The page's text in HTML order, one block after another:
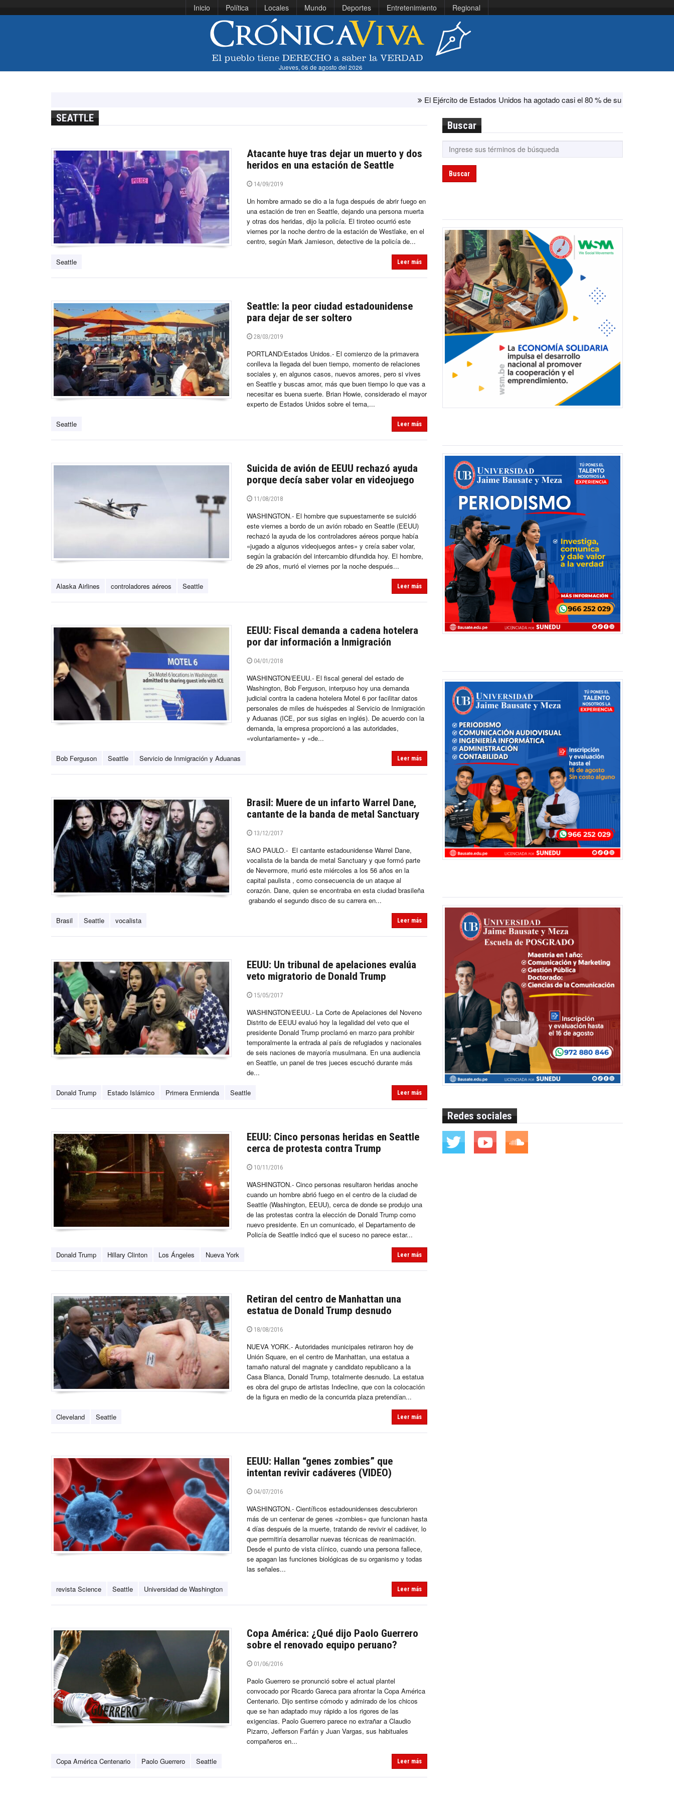
Inicio Política Locales Mundo Deportes Entretenimiento Regional
Jueves, 06 de agosto del 2026
El Ejército de Estados Unidos ha agotado casi el 80 % de su sistema antimisiles, según CNN
SEATTLE
Atacante huye tras dejar un muerto y dos
heridos en una estación de Seattle
14/09/2019
Un hombre armado se dio a la fuga después de abrir fuego en
una estación de tren en Seattle, dejando una persona muerta
y otras dos heridas, dijo la policía. El tiroteo ocurrió este
viernes por la noche dentro de la estación de Westlake, en el
centro, según Mark Jamieson, detective de la policía de...
Seattle Leer más
Seattle: la peor ciudad estadounidense
para dejar de ser soltero
28/03/2019
PORTLAND/Estados Unidos.- El comienzo de la primavera
conlleva la llegada del buen tiempo, momento de relaciones
sociales y, en algunos casos, nuevos amores, pero si vives
en Seattle y buscas amor, más que buen tiempo lo que vas a
necesitar es buena suerte. Brian Howie, considerado el mayor
experto de Estados Unidos sobre el tema,...
Seattle Leer más
Suicida de avión de EEUU rechazó ayuda
porque decía saber volar en videojuego
11/08/2018
WASHINGTON.- El hombre que supuestamente se suicidó
este viernes a bordo de un avión robado en Seattle (EEUU)
rechazó la ayuda de los controladores aéreos porque había
«jugado a algunos videojuegos antes» y creía saber volar,
según la grabación del intercambio difundida hoy. El hombre,
de 29 años, murió el viernes por la noche después...
Alaska Airlines controladores aéreos Seattle Leer más
EEUU: Fiscal demanda a cadena hotelera
por dar información a Inmigración
04/01/2018
WASHINGTON/EEUU.- El fiscal general del estado de
Washington, Bob Ferguson, interpuso hoy una demanda
judicial contra la cadena hotelera Motel 6 por facilitar datos
personales de miles de huéspedes al Servicio de Inmigración
y Aduanas (ICE, por sus siglas en inglés). De acuerdo con la
demanda, la empresa proporcionó a las autoridades,
«voluntariamente» y «de...
Bob Ferguson Seattle Servicio de Inmigración y Aduanas Leer más
Brasil: Muere de un infarto Warrel Dane,
cantante de la banda de metal Sanctuary
13/12/2017
SAO PAULO.- El cantante estadounidense Warrel Dane,
vocalista de la banda de metal Sanctuary y que formó parte
de Nevermore, murió este miércoles a los 56 años en la
capital paulista , como consecuencia de un ataque al
corazón. Dane, quien se encontraba en esta ciudad brasileña
grabando el segundo disco de su carrera en...
Brasil Seattle vocalista Leer más
EEUU: Un tribunal de apelaciones evalúa
veto migratorio de Donald Trump
15/05/2017
WASHINGTON/EEUU.- La Corte de Apelaciones del Noveno
Distrito de EEUU evaluó hoy la legalidad del veto que el
presidente Donald Trump proclamó en marzo para prohibir
temporalmente la entrada al país de refugiados y nacionales
de seis naciones de mayoría musulmana. En una audiencia
en Seattle, un panel de tres jueces escuchó durante más
de...
Donald Trump Estado Islámico Primera Enmienda Seattle Leer más
EEUU: Cinco personas heridas en Seattle
cerca de protesta contra Trump
10/11/2016
WASHINGTON.- Cinco personas resultaron heridas anoche
cuando un hombre abrió fuego en el centro de la ciudad de
Seattle (Washington, EEUU), cerca de donde se produjo una
de las protestas contra la elección de Donald Trump como
nuevo presidente. En un comunicado, el Departamento de
Policía de Seattle indicó que el suceso no parece estar...
Donald Trump Hillary Clinton Los Ángeles Nueva York Leer más
Retiran del centro de Manhattan una
estatua de Donald Trump desnudo
18/08/2016
NUEVA YORK.- Autoridades municipales retiraron hoy de
Unión Square, en el centro de Manhattan, una estatua a
tamaño natural del magnate y candidato republicano a la
Casa Blanca, Donald Trump, totalmente desnudo. La estatua
es obra del grupo de artistas Indecline, que con la colocación
de la figura en medio de la concurrida plaza pretendían...
Cleveland Seattle Leer más
EEUU: Hallan “genes zombies” que
intentan revivir cadáveres (VIDEO)
04/07/2016
WASHINGTON.- Científicos estadounidenses descubrieron
más de un centenar de genes «zombies» que funcionan hasta
4 días después de la muerte, tratando de revivir el cadáver, lo
que permitiría desarrollar nuevas técnicas de reanimación.
Desde el punto de vista clínico, cuando una persona fallece,
se apagan las funciones biológicas de su organismo y todas
las señales...
revista Science Seattle Universidad de Washington Leer más
Copa América: ¿Qué dijo Paolo Guerrero
sobre el renovado equipo peruano?
01/06/2016
Paolo Guerrero se pronunció sobre el actual plantel
convocado por Ricardo Gareca para afrontar la Copa América
Centenario. Dijo sentirse cómodo y admirado de los chicos
que se han adaptado muy rápido a los rigores de las
exigencias. Paolo Guerrero parece no extrañar a Claudio
Pizarro, Jefferson Farfán y Juan Vargas, sus habituales
compañeros en...
Copa América Centenario Paolo Guerrero Seattle Leer más
Buscar
Buscar
Redes sociales